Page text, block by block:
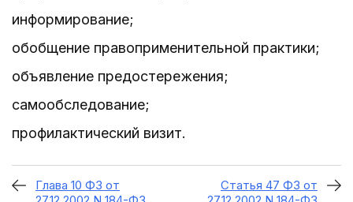
информирование;
обобщение правоприменительной практики;
объявление предостережения;
самообследование;
профилактический визит.
Глава 10 ФЗ от
Статья 47 ФЗ от